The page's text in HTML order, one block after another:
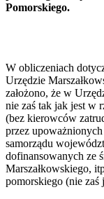
Pomorskiego.
W obliczeniach
Urzędzie
założono, że w
nie zaś tak jak jest w
(bez kierowców
przez
samorządu
dofinansowanych ze
Marszałkowskiego,
pomorskiego (nie